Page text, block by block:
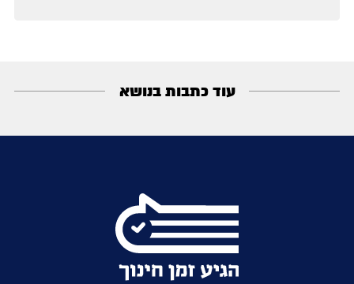
עוד כתבות בנושא